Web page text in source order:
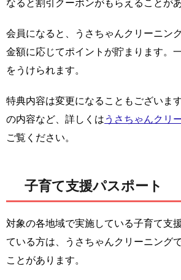
なると割引クーポンがもらえることが
会員になると、うさちゃんクリーニン
金額に応じてポイントが貯まります。
をうけられます。
特典内容は変更になることもございま
の内容など、詳しくは うさちゃんクリ
ご覧ください。
子育て支援パスポート
対象の各地域で実施している子育て支
ている方は、うさちゃんクリーニング
ことがあります。